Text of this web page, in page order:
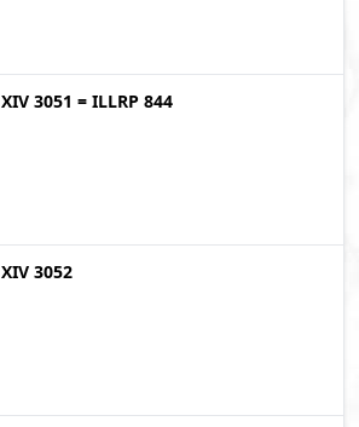
XIV 3051 = ILLRP 844
XIV 3052